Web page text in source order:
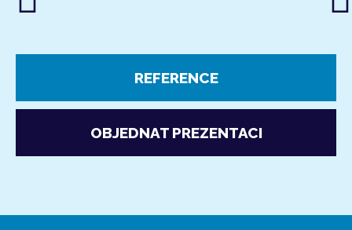
REFERENCE
OBJEDNAT PREZENTACI